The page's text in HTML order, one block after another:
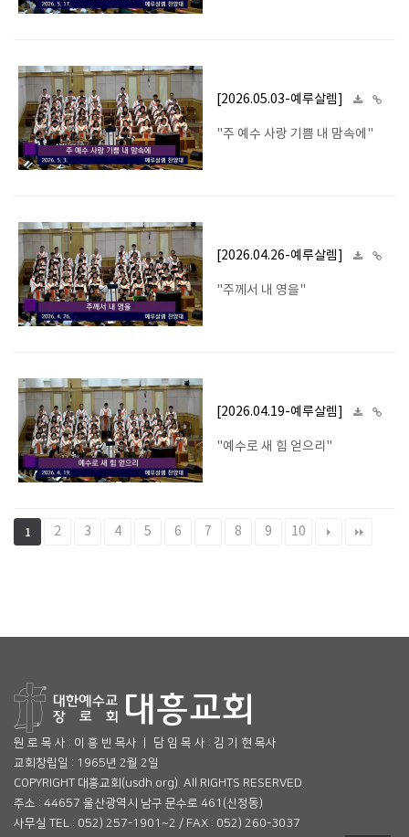
[2026.05.03-예루살렘]
"주 예수 사랑 기쁨 내 맘속에"
[2026.04.26-예루살렘]
"주께서 내 영을"
[2026.04.19-예루살렘]
"예수로 새 힘 얻으리"
1 2 3 4 5 6 7 8 9 10
원 로 목 사 : 이 흥 빈 목사 ㅣ 담 임 목 사 : 김 기 현 목사
교회창립일 : 1965년 2월 2일
COPYRIGHT 대흥교회(usdh.org). All RIGHTS RESERVED.
주소 : 44657 울산광역시 남구 문수로 461(신정동)
사무실 TEL : 052) 257-1901~2 / FAX : 052) 260-3037